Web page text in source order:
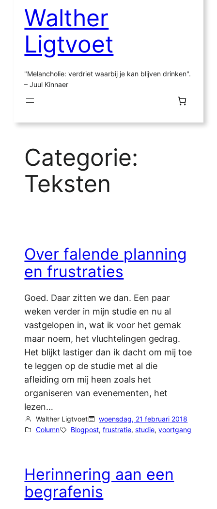
Walther
Ligtvoet
"Melancholie: verdriet waarbij je kan blijven drinken".
– Juul Kinnaer
Categorie:
Teksten
Over falende planning
en frustraties
Goed. Daar zitten we dan. Een paar
weken verder in mijn studie en nu al
vastgelopen in, wat ik voor het gemak
maar noem, het vluchtelingen gedrag.
Het blijkt lastiger dan ik dacht om mij toe
te leggen op de studie met al die
afleiding om mij heen zoals het
organiseren van evenementen, het
lezen…
Walther Ligtvoet
woensdag, 21 februari 2018
Column
Blogpost, frustratie, studie, voortgang
Herinnering aan een
begrafenis